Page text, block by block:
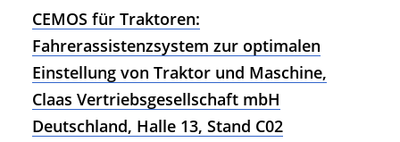
CEMOS für Traktoren:
Fahrerassistenzsystem zur optimalen
Einstellung von Traktor und Maschine,
Claas Vertriebsgesellschaft mbH
Deutschland, Halle 13, Stand C02